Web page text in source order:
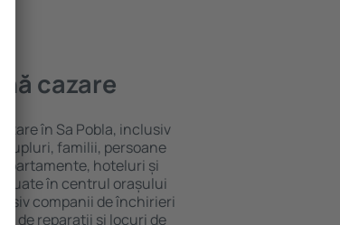
cazare
în Sa Pobla, inclusiv
familii, persoane
hoteluri și
în centrul orașului
companii de închirieri
de reparaţii și locuri de